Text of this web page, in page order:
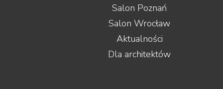
Salon Poznań
Salon Wrocław
Aktualności
Dla architektów